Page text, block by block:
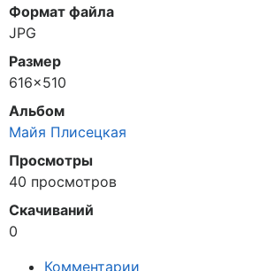
Формат файла
JPG
Размер
616×510
Альбом
Майя Плисецкая
Просмотры
40 просмотров
Скачиваний
0
Комментарии